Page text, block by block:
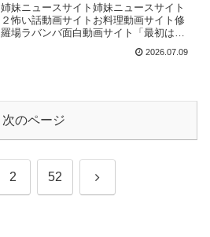
姉妹ニュースサイト姉妹ニュースサイト
２怖い話動画サイトお料理動画サイト修
羅場ラバンバ面白動画サイト「最初はた
進むにつれて、衝撃の事実が明らかにな
2026.07.09
次のページ
2 52 次